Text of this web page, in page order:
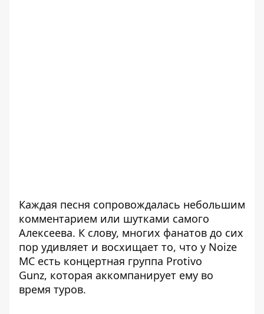
Каждая песня сопровождалась небольшим
комментарием или шутками самого
Алексеева. К слову, многих фанатов до сих
пор удивляет и восхищает то, что у Noize
MC есть концертная группа Protivo
Gunz, которая аккомпанирует ему во
время туров.